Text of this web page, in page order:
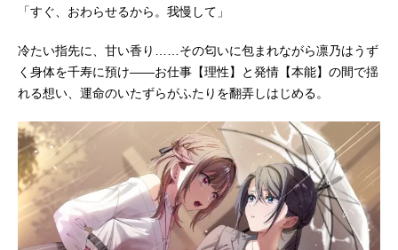
「すぐ、おわらせるから。我慢して」
冷たい指先に、甘い香り……その匂いに包まれながら凛乃はうず
く身体を千寿に預け――お仕事【理性】と発情【本能】の間で揺
れる想い、運命のいたずらがふたりを翻弄しはじめる。